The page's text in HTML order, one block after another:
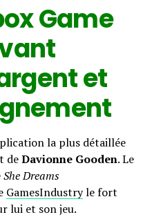
Game
et
la plus détaillée
deDavionne Gooden. Le
She Dreams
GamesIndustryle fort
lui et son jeu.